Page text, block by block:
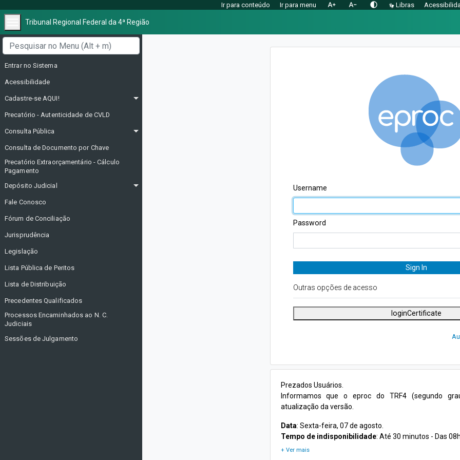
Ir para conteúdo Ir para menu text_increase text_decrease contrast Libras
Tribunal Regional Federal da 4ª Região
Menu lateral
Entrar no Sistema
Acessibilidade
Cadastre-se AQUI! arrow_drop_down
Precatório - Autenticidade de CVLD
Consulta Pública arrow_drop_down
Consulta de Documento por Chave
Precatório Extraorçamentário - Cálculo
Pagamento
Depósito Judicial
arrow_drop_down
Fale Conosco
Fórum de Conciliação
Jurisprudência
Legislação
Lista Pública de Peritos
Lista de Distribuição
Precedentes Qualificados
Processos Encaminhados ao N. C.
Judiciais
Sessões de Julgamento
Username
Password
Outras opções de acesso
loginCertificate
Prezados Usuários.
Informamos que o eproc do TRF4 (segundo
atualização da versão.
Data: Sexta-feira, 07 de agosto.
Tempo de indisponibilidade: Até 30 minutos - Das